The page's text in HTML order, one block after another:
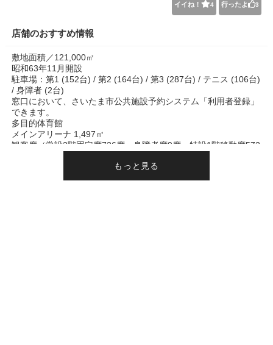
イイね！ 4 行ったよ 3
店舗のおすすめ情報
敷地面積／121,000㎡
昭和63年11月開設
駐車場：第1 (152台) / 第2 (164台) / 第3 (287台) / テニス (106台)
/ 身障者 (2台)
窓口において、さいたま市公共施設予約システム「利用者登録」
できます。
多目的体育館
メインアリーナ 1,497㎡
観客席（常設2階固定席736席、身障者席9席、特設1階移動席572